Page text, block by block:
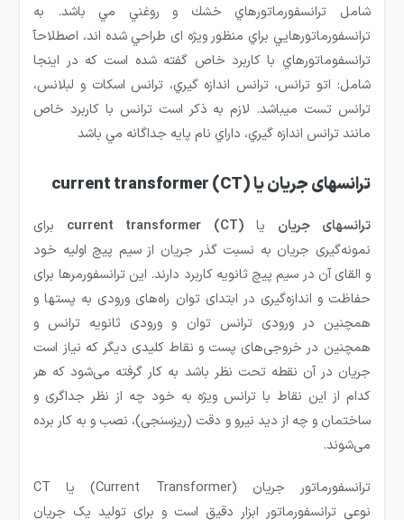
شامل ترانسفورماتورهاي خشك و روغني مي باشد. به
ترانسفورماتورهايي براي منظور ویژه ای طراحي شده اند، اصطلاحآ
ترانسفوماتورهاي با كاربرد خاص گفته شده است كه در اينجا
شامل: اتو ترانس، ترانس اندازه گيري، ترانس اسكات و لبلانس،
ترانس تست ميباشد. لازم به ذكر است ترانس با كاربرد خاص
مانند ترانس اندازه گيري، داراي نام پايه جداگانه مي باشد
ترانسهای جریانیا(current transformer (CT
ترانسهای جریان یا(current transformer (CT
برای
نمونه‌گیری جریان به نسبت گذر جریان از سیم پیچ اولیه خود
و القای آن در سیم پیچ ثانویه کاربرد دارند. این ترانسفورمرها برای
حفاظت و اندازه‌گیری در ابتدای توان راه‌های ورودی به پستها و
همچنین در ورودی ترانس توان و ورودی ثانویه ترانس و
همچنین در خروجی‌های پست و نقاط کلیدی دیگر که نیاز است
جریان در آن نقطه تحت نظر باشد به کار گرفته می‌شود که هر
کدام از این نقاط با ترانس ویژه به خود چه از نظر جداگری و
ساختمان و چه از دید نیرو و دقت (ریزسنجی)، نصب و به کار برده
می‌شوند.
ترانسفورماتور جریان (Current Transformer) یا CT
نوعی ترانسفورماتور ابزار دقیق است و برای تولید یک جریان